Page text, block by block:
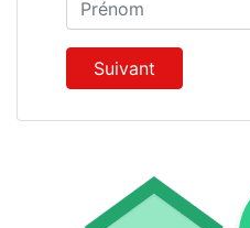
Prénom
Suivant